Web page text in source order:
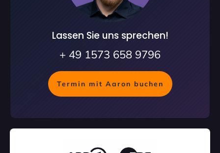
Lassen Sie uns sprechen!
+ 49 1573 658 9796
Termin mit Aaron buchen